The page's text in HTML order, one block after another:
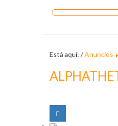
Está aquí: /Anuncios